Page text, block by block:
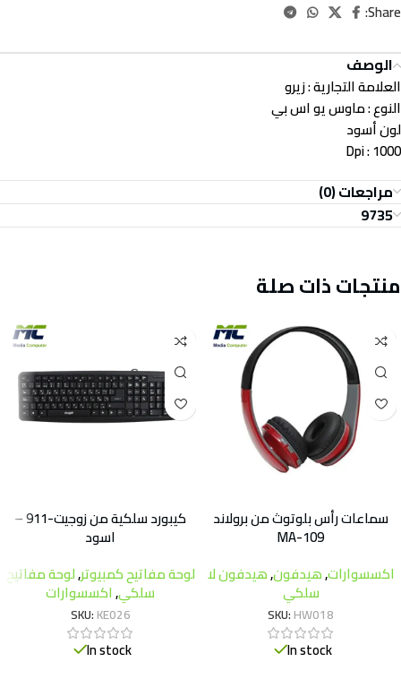
Share:
الوصف
العلامة التجارية: زيرو
النوع: ماوس يو اس بي
لونأسود
Dpi: 1000
مراجعات (0)
9735
منتجات ذات صلة
سماعات رأس بلوتوث من برولاند
MA-109
اكسسوارات,هيدفون,هيدفون لا
سلكي
SKU:HW018
In stock
كيبورد سلكية من زوجيت-911 –
اسود
لوحة مفاتيح كمبيوتر,لوحة مفاتيح
سلكي,اكسسوارات
SKU:KE026
In stock